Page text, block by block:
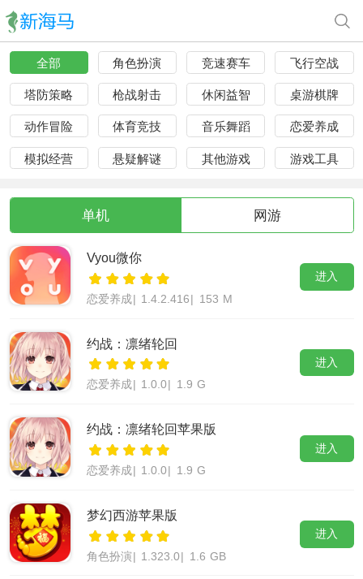
全部 角色扮演 竞速赛车 飞行空战
塔防策略 枪战射击 休闲益智 桌游棋牌
动作冒险 体育竞技 音乐舞蹈 恋爱养成
模拟经营 悬疑解谜 其他游戏 游戏工具
单机 网游
Vyou微你
恋爱养成| 1.4.2.416 | 153 M
进入
约战：凛绪轮回
恋爱养成 1.0.0 1.9 G
进入
约战：凛绪轮回苹果版
恋爱养成 1.0.0 1.9 G
进入
梦幻西游苹果版
角色扮演| 1.323.0 | 1.6 GB
进入